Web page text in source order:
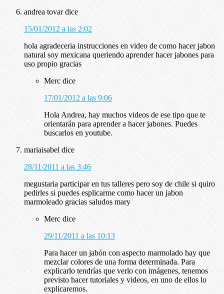
andrea tovar dice
15/01/2012 a las 2:02
hola agradeceria instrucciones en video de como hacer jabon
natural soy mexicana queriendo aprender hacer jabones para
uso propio gracias
Merc dice
17/01/2012 a las 9:06
Hola Andrea, hay muchos videos de ese tipo que te
orientarán para aprender a hacer jabones. Puedes
buscarlos en youtube.
mariaisabel dice
28/11/2011 a las 3:46
megustaria participar en tus talleres pero soy de chile si quiro
pedirles si puedes esplicarme como hacer un jabon
marmoleado gracias saludos mary
Merc dice
29/11/2011 a las 10:13
Para hacer un jabón con aspecto marmolado hay que
mezclar colores de una forma determinada. Para
explicarlo tendrías que verlo con imágenes, tenemos
previsto hacer tutoriales y videos, en uno de ellos lo
explicaremos.